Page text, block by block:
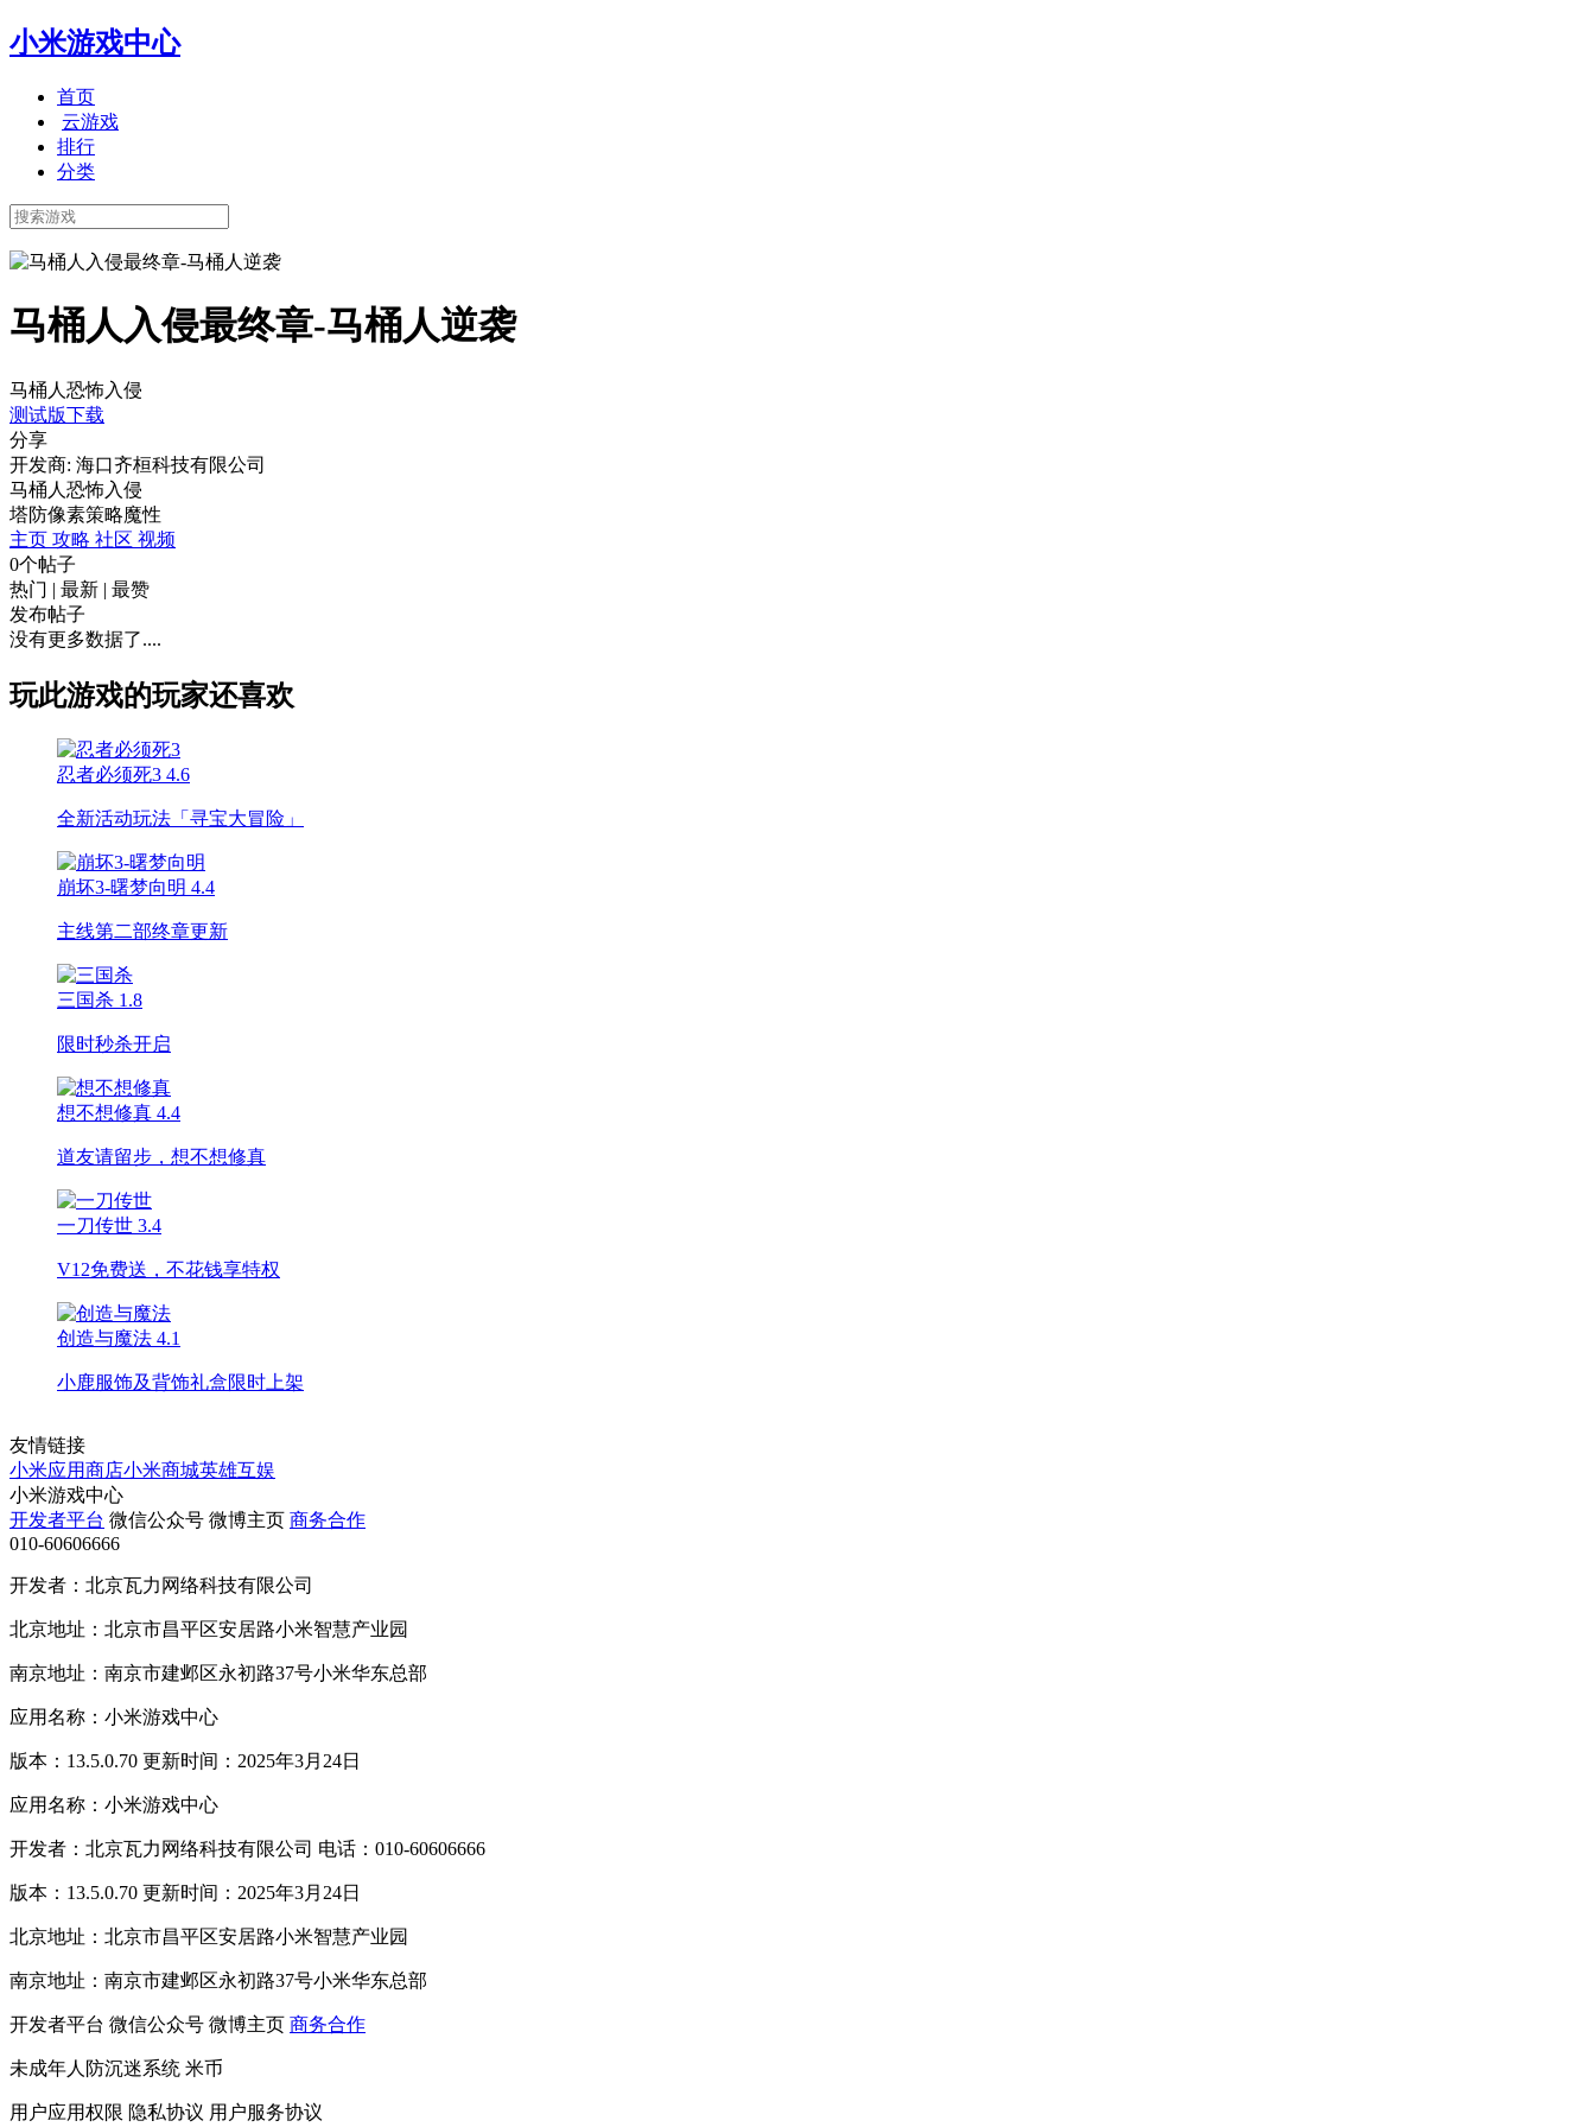
小米游戏中心
首页
云游戏
排行
分类
马桶人入侵最终章-马桶人逆袭
马桶人恐怖入侵
测试版下载
分享
开发商: 海口齐桓科技有限公司
马桶人恐怖入侵
塔防像素策略魔性
主页 攻略 社区 视频
0个帖子
热门 | 最新 | 最赞
发布帖子
没有更多数据了....
玩此游戏的玩家还喜欢
忍者必须死3 4.6
全新活动玩法「寻宝大冒险」
崩坏3-曙梦向明 4.4
主线第二部终章更新
三国杀 1.8
限时秒杀开启
想不想修真 4.4
道友请留步，想不想修真
一刀传世 3.4
V12免费送，不花钱享特权
创造与魔法 4.1
小鹿服饰及背饰礼盒限时上架
友情链接
小米应用商店小米商城英雄互娱
小米游戏中心
开发者平台 微信公众号 微博主页 商务合作
010-60606666
开发者：北京瓦力网络科技有限公司
北京地址：北京市昌平区安居路小米智慧产业园
南京地址：南京市建邺区永初路37号小米华东总部
应用名称：小米游戏中心
版本：13.5.0.70 更新时间：2025年3月24日
应用名称：小米游戏中心
开发者：北京瓦力网络科技有限公司 电话：010-60606666
版本：13.5.0.70 更新时间：2025年3月24日
北京地址：北京市昌平区安居路小米智慧产业园
南京地址：南京市建邺区永初路37号小米华东总部
开发者平台 微信公众号 微博主页 商务合作
未成年人防沉迷系统 米币
用户应用权限 隐私协议 用户服务协议